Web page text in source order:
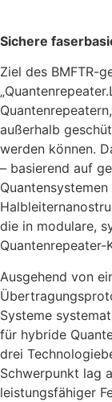
Sichere
Ziel des BMFTR-
außerhalb
werden können.
– basierend auf
die in modulare,
Quantenrepeater-
Ausgehend von
Systeme
für hybride
drei
Schwerpunkt lag
leistungsfähiger